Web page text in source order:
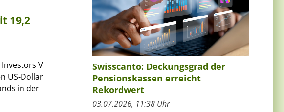
19,2
Investors V
US-Dollar
in der
Swisscanto: Deckungsgrad der
Pensionskassen erreicht
Rekordwert
03.07.2026, 11:38 Uhr